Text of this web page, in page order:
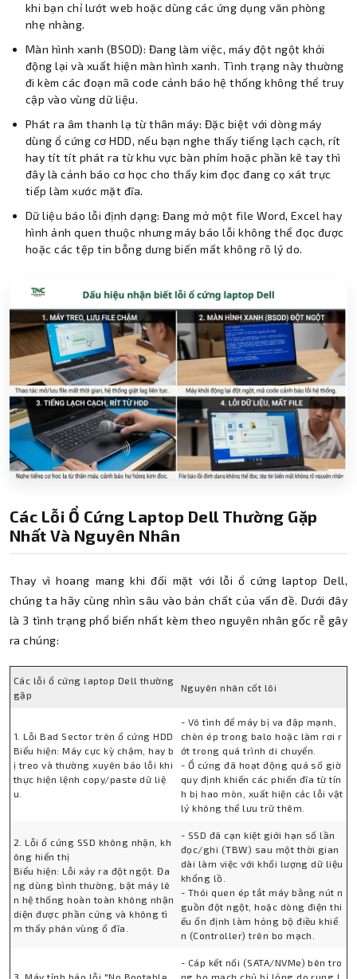
khi bạn chỉ lướt web hoặc dùng các ứng dụng văn phòng
nhẹ nhàng.
Màn hình xanh (BSOD): Đang làm việc, máy đột ngột khởi
động lại và xuất hiện màn hình xanh. Tình trạng này thường
đi kèm các đoạn mã code cảnh báo hệ thống không thể truy
cập vào vùng dữ liệu.
Phát ra âm thanh lạ từ thân máy: Đặc biệt với dòng máy
dùng ổ cứng cơ HDD, nếu bạn nghe thấy tiếng lạch cạch, rít
hay tít tít phát ra từ khu vực bàn phím hoặc phần kê tay thì
đây là cảnh báo cơ học cho thấy kim đọc đang cọ xát trực
tiếp làm xước mặt đĩa.
Dữ liệu báo lỗi định dạng: Đang mở một file Word, Excel hay
hình ảnh quen thuộc nhưng máy báo lỗi không thể đọc được
hoặc các tệp tin bỗng dưng biến mất không rõ lý do.
Các Lỗi Ổ Cứng Laptop Dell Thường Gặp
Nhất Và Nguyên Nhân
Thay vì hoang mang khi đối mặt với lỗi ổ cứng laptop Dell,
chúng ta hãy cùng nhìn sâu vào bản chất của vấn đề. Dưới đây
là 3 tình trạng phổ biến nhất kèm theo nguyên nhân gốc rễ gây
ra chúng:
Các lỗi ổ cứng laptop Dell thường
gặp
Nguyên nhân cốt lõi
1. Lỗi Bad Sector trên ổ cứng HDD
Biểu hiện: Máy cực kỳ chậm, hay b
ị treo và thường xuyên báo lỗi khi
thực hiện lệnh copy/paste dữ liệ
u.
- Vô tình để máy bị va đập mạnh,
chèn ép trong balo hoặc làm rơi r
ớt trong quá trình di chuyển.
- Ổ cứng đã hoạt động quá số giờ
quy định khiến các phiến đĩa từ tín
h bị hao mòn, xuất hiện các lỗi vật
lý không thể lưu trữ thêm.
2. Lỗi ổ cứng SSD không nhận, kh
ông hiển thị
Biểu hiện: Lỗi xảy ra đột ngột. Đa
ng dùng bình thường, bật máy lê
n hệ thống hoàn toàn không nhận
diện được phần cứng và không tì
m thấy phân vùng ổ đĩa.
- SSD đã cạn kiệt giới hạn số lần
đọc/ghi (TBW) sau một thời gian
dài làm việc với khối lượng dữ liệu
khổng lồ.
- Thói quen ép tắt máy bằng nút n
guồn đột ngột, hoặc dòng điện thi
ếu ổn định làm hỏng bộ điều khiể
n (Controller) trên bo mạch.
3. Máy tính báo lỗi "No Bootable
- Cáp kết nối (SATA/NVMe) bên tro
ng bo mạch chủ bị lỏng do rung l